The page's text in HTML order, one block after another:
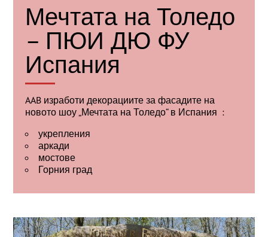
Мечтата на Толедо
– ПЮИ ДЮ ФУ
Испания
AAB изработи декорациите за фасадите на
новото шоу „Мечтата на Толедо“ в Испания :
укрепления
аркади
мостове
Горния град